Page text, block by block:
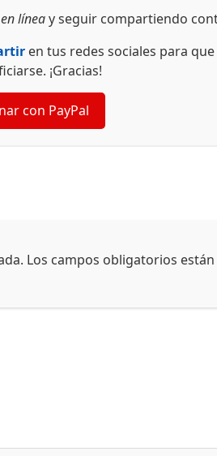
líneay seguir compartiendo
en tus redes sociales para
¡Gracias!
con PayPal
Los campos obligatorios